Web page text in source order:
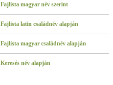
Fajlista magyar név szerint
Fajlista latin családnév alapján
Fajlista magyar családnév alapján
Keresés név alapján